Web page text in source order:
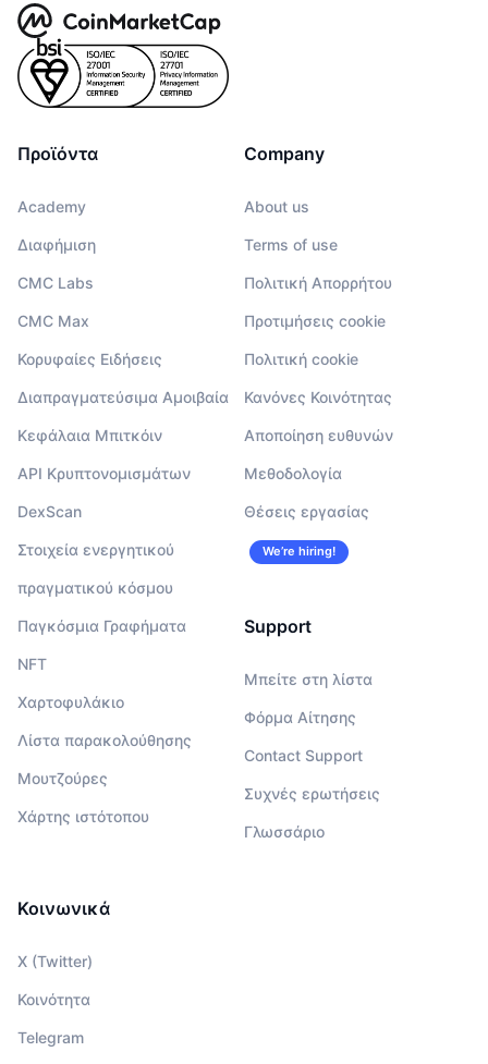
Προϊόντα
Academy
Διαφήμιση
CMC Labs
CMC Max
Κορυφαίες Ειδήσεις
Διαπραγματεύσιμα Αμοιβαία
Κεφάλαια Μπιτκόιν
API Κρυπτονομισμάτων
DexScan
Στοιχεία ενεργητικού
πραγματικού κόσμου
Παγκόσμια Γραφήματα
NFT
Χαρτοφυλάκιο
Λίστα παρακολούθησης
Μουτζούρες
Χάρτης ιστότοπου
Company
About us
Terms of use
Πολιτική Απορρήτου
Προτιμήσεις cookie
Πολιτική cookie
Κανόνες Κοινότητας
Αποποίηση ευθυνών
Μεθοδολογία
Θέσεις εργασίας
We’re hiring!
Support
Μπείτε στη λίστα
Φόρμα Αίτησης
Contact Support
Συχνές ερωτήσεις
Γλωσσάριο
Κοινωνικά
X (Twitter)
Κοινότητα
Telegram